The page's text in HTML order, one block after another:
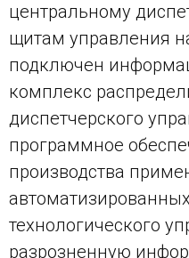
центральному
щитам управления
подключен
комплекс
диспетчерского
программное
производства
технологического
разрозненную